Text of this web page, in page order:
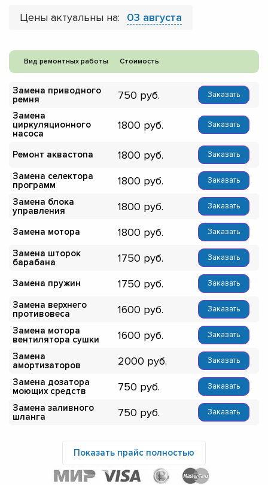
Цены актуальны на: 03 августа
Вид ремонтных работы Стоимость
Замена приводного
ремня
750 Заказать
Замена
циркуляционного
насоса
1800 Заказать
Ремонт аквастопа 1800 Заказать
Замена селектора
программ
1800 Заказать
Замена блока
управления
1800 Заказать
Замена мотора 1800 Заказать
Замена шторок
барабана
1750 Заказать
Замена пружин 1750 Заказать
Замена верхнего
противовеса
1600 Заказать
Замена мотора
вентилятора сушки
1600 Заказать
Замена
амортизаторов
2000 Заказать
Замена дозатора
моющих средств
750 Заказать
Замена заливного
шланга
750 Заказать
Показать прайс полностью